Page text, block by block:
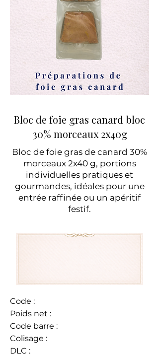
Bloc de foie gras canard bloc
30% morceaux 2x40g
Bloc de foie gras de canard 30%
morceaux 2x40 g, portions
individuelles pratiques et
gourmandes, idéales pour une
entrée raffinée ou un apéritif
festif.
Code :
Poids net :
Code barre :
Colisage :
DLC :